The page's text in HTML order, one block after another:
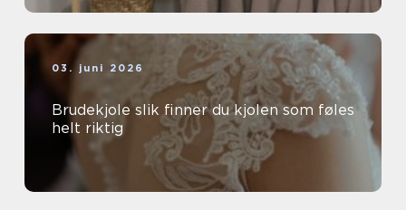
03. juni 2026
Brudekjole slik finner du kjolen som føles
helt riktig